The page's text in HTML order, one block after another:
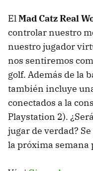
ElMad Catz Real
controlar nuestro
nuestro jugador
nos sentiremos
golf. Además de la
también incluye
conectados a la
Playstation 2).
jugar de verdad?
la próxima semana